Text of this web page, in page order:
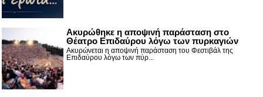
Ακυρώθηκε η αποψινή παράσταση στο
Θέατρο Επιδαύρου λόγω των πυρκαγιών
Ακυρώνεται η αποψινή παράσταση του Φεστιβάλ της
Επιδαύρου λόγω των πύρ...